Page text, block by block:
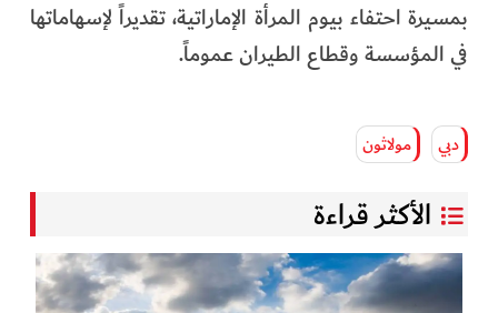
بمسيرة احتفاء بيوم المرأة الإماراتية، تقديراً لإسهاماتها
في المؤسسة وقطاع الطيران عموماً.
دبي مولاثون
الأكثر قراءة